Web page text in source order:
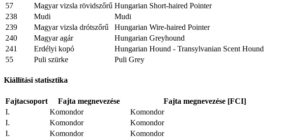
57
Magyar vizsla rövidszőrű Hungarian Short-haired Pointer
238
Mudi
Mudi
239
Magyar vizsla drótszőrű
Hungarian Wire-haired Pointer
240
Magyar agár
Hungarian Greyhound
241
Erdélyi kopó
Hungarian Hound - Transylvanian Scent Hound
55
Puli szürke Puli Grey
Kiállítási statisztika
Fajtacsoport Fajta megnevezése Fajta megnevezése [FCI]
I.
Komondor Komondor
I.
Komondor Komondor
I.
Komondor Komondor